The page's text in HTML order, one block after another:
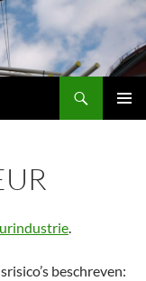
.
beschreven: